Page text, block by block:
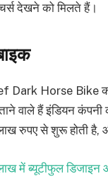
देखने को मिलते हैं।
Horse Bike
वाले हैं इंडियन कंपनी
रुपए से शुरू होती
में ब्यूटीफुल डिजाइन